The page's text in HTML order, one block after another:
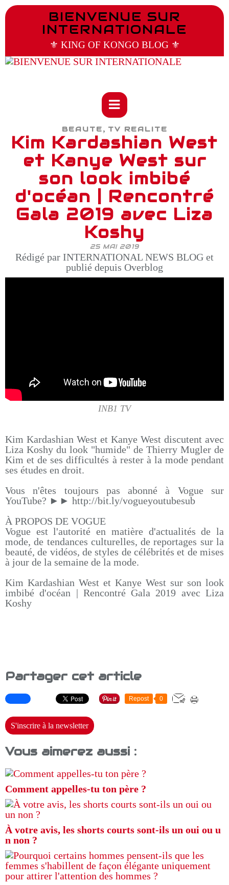
BIENVENUE SUR
INTERNATIONALE
⚜️ KING OF KONGO BLOG ⚜️
BEAUTE, TV REALITE
Kim Kardashian West
et Kanye West sur
son look imbibé
d'océan | Rencontré
Gala 2019 avec Liza
Koshy
25 MAI 2019
Rédigé par INTERNATIONAL NEWS BLOG et
publié depuis Overblog
INB1 TV
Kim Kardashian West et Kanye West discutent avec
Liza Koshy du look "humide" de Thierry Mugler de
Kim et de ses difficultés à rester à la mode pendant
ses études en droit.
Vous n'êtes toujours pas abonné à Vogue sur
YouTube? ►► http://bit.ly/vogueyoutubesub
À PROPOS DE VOGUE
Vogue est l'autorité en matière d'actualités de la
mode, de tendances culturelles, de reportages sur la
beauté, de vidéos, de styles de célébrités et de mises
à jour de la semaine de la mode.
Kim Kardashian West et Kanye West sur son look
imbibé d'océan | Rencontré Gala 2019 avec Liza
Koshy
Partager cet article
Repost 0
S'inscrire à la newsletter
Vous aimerez aussi :
Comment appelles-tu ton père ?
À votre avis, les shorts courts sont-ils un oui ou u
n non ?